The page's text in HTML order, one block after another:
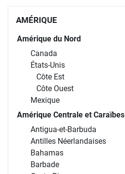
AMÉRIQUE
Amérique du Nord
Canada
États-Unis
Côte Est
Côte Ouest
Mexique
Amérique Centrale et Caraïbes
Antigua-et-Barbuda
Antilles Néerlandaises
Bahamas
Barbade